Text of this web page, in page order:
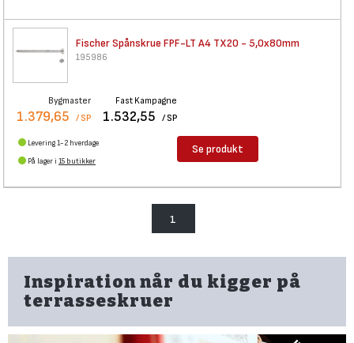
Fischer Spånskrue FPF-LT A4 TX20 - 5,0x80mm
195986
Bygmaster
1.379,65 / SP
Fast Kampagne
1.532,55 / SP
Levering 1-2 hverdage
På lager i 15 butikker
Se produkt
1
Inspiration når du kigger på
terrasseskruer